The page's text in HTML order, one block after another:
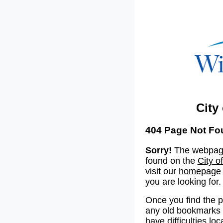
City
404 Page Not
Sorry! The
found on the City
visit our homepage
you are looking for.
Once you find the
any old
have difficulties